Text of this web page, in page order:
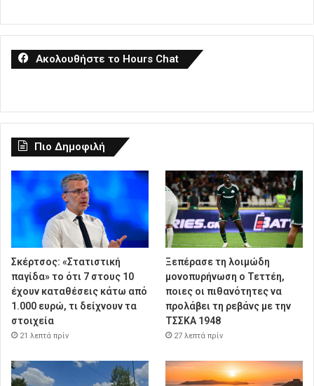
Ακολουθήστε το Hours Chat
Πιο Δημοφιλή
Σκέρτσος: «Στατιστική
παγίδα» το ότι 7 στους 10
έχουν καταθέσεις κάτω από
1.000 ευρώ, τι δείχνουν τα
στοιχεία
21 λεπτά πρίν
Ξεπέρασε τη λοιμώδη
μονοπυρήνωση ο Τεττέη,
ποιες οι πιθανότητες να
προλάβει τη ρεβάνς με την
ΤΣΣΚΑ 1948
27 λεπτά πρίν